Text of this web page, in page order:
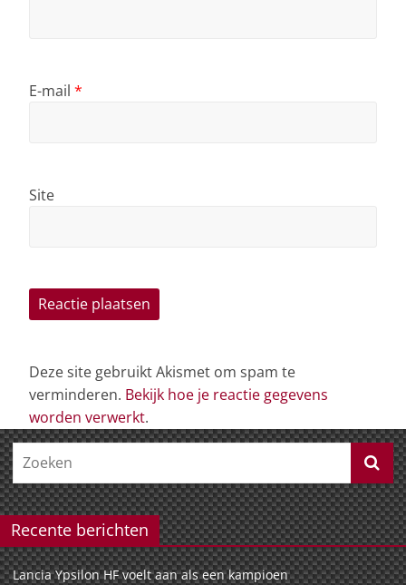
E-mail *
Site
Deze site gebruikt Akismet om spam te
verminderen. Bekijk hoe je reactie gegevens
worden verwerkt.
Recente berichten
Lancia Ypsilon HF voelt aan als een kampioen